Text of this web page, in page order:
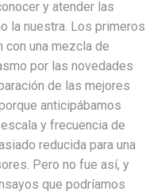
y atender las
la nuestra. Los primeros
una mezcla de
por las novedades
de las mejores
anticipábamos
y frecuencia de
reducida para una
Pero no fue así, y
que podríamos